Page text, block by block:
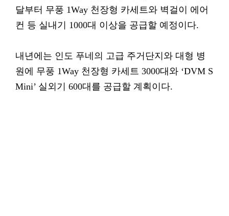
달부터 무풍 1Way 천장형 카세트와 벽걸이 에어
컨 등 실내기 1000대 이상을 공급할 예정이다.
내년에는 인도 푸네의 고급 주거단지와 대형 병
원에 무풍 1Way 천장형 카세트 3000대와 ‘DVM S
Mini’ 실외기 600대를 공급할 계획이다.